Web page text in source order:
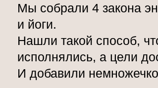
Мы собрали 4 закона
и йоги.
Нашли такой способ,
исполнялись, а цели
И добавили